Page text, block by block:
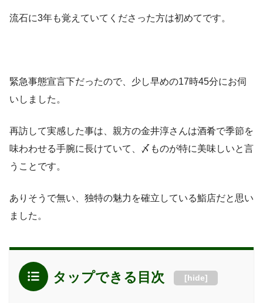
流石に3年も覚えていてくださった方は初めてです。
緊急事態宣言下だったので、少し早めの17時45分にお伺
いしました。
再訪して実感した事は、親方の金井淳さんは酒肴で季節を
味わわせる手腕に長けていて、〆ものが特に美味しいと言
うことです。
ありそうで無い、独特の魅力を確立している鮨店だと思い
ました。
タップできる目次 [hide]